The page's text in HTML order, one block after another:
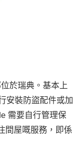
於瑞典。基本上
安裝防盜配件或加
需要自行管理保
間屋嘅服務，即係